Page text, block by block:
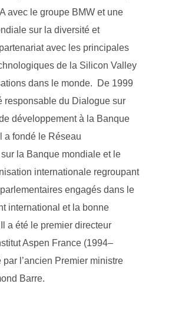
avec le groupe BMW et une
sur la diversité et
avec les principales
de la Silicon Valley
dans le monde. De 1999
responsable du Dialogue sur
développement à la Banque
a fondé le Réseau
la Banque mondiale et le
internationale regroupant
engagés dans le
international et la bonne
a été le premier directeur
Aspen France (1994–
par l’ancien Premier ministre
Barre.